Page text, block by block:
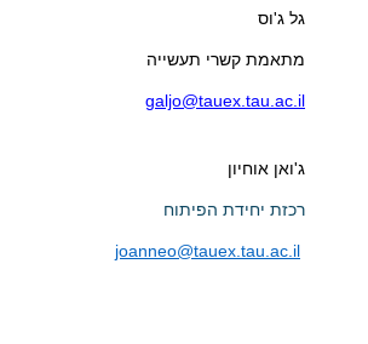
גל ג'וס
מתאמת קשרי תעשייה
galjo@tauex.tau.ac.il
ג'ואן אוחיון
רכזת יחידת הפיתוח
joanneo@tauex.tau.ac.il